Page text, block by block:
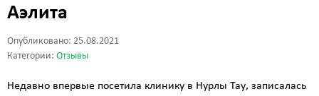
Аэлита
Опубликовано: 25.08.2021
Категории: Отзывы
Недавно впервые посетила клинику в Нурлы Тау, записалась